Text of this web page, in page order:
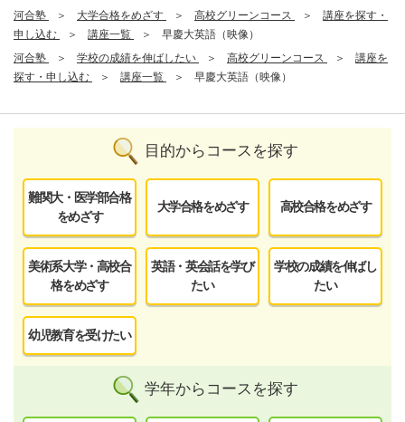
河合塾
大学合格をめざす 高校グリーンコース
講座を探す・
申し込む
講座一覧
早慶大英語（映像）
河合塾
学校の成績を伸ばしたい 高校グリーンコース
講座を
探す・申し込む
講座一覧 早慶大英語（映像）
目的からコースを探す
難関大・医学部合格
をめざす
大学合格をめざす 高校合格をめざす
美術系大学・高校合
格をめざす
英語・英会話を学び
たい
学校の成績を伸ばし
たい
幼児教育を受けたい
学年からコースを探す